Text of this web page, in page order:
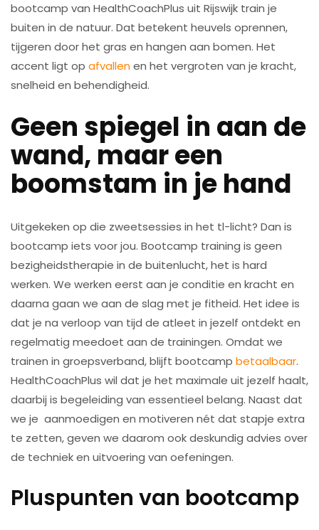
bootcamp van HealthCoachPlus uit Rijswijk train je
buiten in de natuur. Dat betekent heuvels oprennen,
tijgeren door het gras en hangen aan bomen. Het
accent ligt op afvallenen het vergroten van je kracht,
snelheid en behendigheid.
Geen spiegel in aan de
wand, maar een
boomstam in je hand
Uitgekeken op die zweetsessies in het tl-licht? Dan is
bootcamp iets voor jou. Bootcamp training is geen
bezigheidstherapie in de buitenlucht, het is hard
werken. We werken eerst aan je conditie en kracht en
daarna gaan we aan de slag met je fitheid. Het idee is
dat je na verloop van tijd de atleet in jezelf ontdekt en
regelmatig meedoet aan de trainingen. Omdat we
trainen in groepsverband, blijft bootcamp betaalbaar.
HealthCoachPlus wil dat je het maximale uit jezelf haalt,
daarbij is begeleiding van essentieel belang. Naast dat
we je aanmoedigen en motiveren nét dat stapje extra
te zetten, geven we daarom ook deskundig advies over
de techniek en uitvoering van oefeningen.
Pluspunten van bootcamp